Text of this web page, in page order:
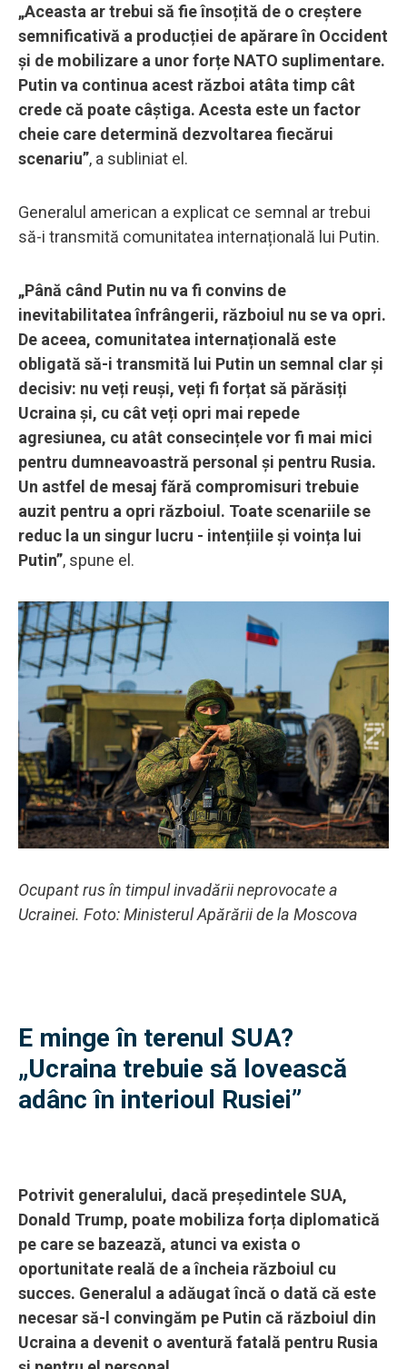
„Aceasta ar trebui să fie însoțită de o creștere
semnificativă a producției de apărare în Occident
și de mobilizare a unor forțe NATO suplimentare.
Putin va continua acest război atâta timp cât
crede că poate câștiga. Acesta este un factor
cheie care determină dezvoltarea fiecărui
scenariu”, a subliniat el.
Generalul american a explicat ce semnal ar trebui
să-i transmită comunitatea internațională lui Putin.
„Până când Putin nu va fi convins de
inevitabilitatea înfrângerii, războiul nu se va opri.
De aceea, comunitatea internațională este
obligată să-i transmită lui Putin un semnal clar și
decisiv: nu veți reuși, veți fi forțat să părăsiți
Ucraina și, cu cât veți opri mai repede
agresiunea, cu atât consecințele vor fi mai mici
pentru dumneavoastră personal și pentru Rusia.
Un astfel de mesaj fără compromisuri trebuie
auzit pentru a opri războiul. Toate scenariile se
reduc la un singur lucru - intențiile și voința lui
Putin”, spune el.
Ocupant rus în timpul invadării neprovocate a
Ucrainei. Foto: Ministerul Apărării de la Moscova
E minge în terenul SUA?
„Ucraina trebuie să lovească
adânc în interioul Rusiei”
Potrivit generalului, dacă președintele SUA,
Donald Trump, poate mobiliza forța diplomatică
pe care se bazează, atunci va exista o
oportunitate reală de a încheia războiul cu
succes. Generalul a adăugat încă o dată că este
necesar să-l convingăm pe Putin că războiul din
Ucraina a devenit o aventură fatală pentru Rusia